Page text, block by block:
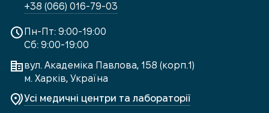
Пн-Пт: 9:00-19:00
Сб: 9:00-19:00
вул. Академіка Павлова, 158 (корп.1)
м. Харків, Україна
Усі медичні центри та лабораторії
+38 (066) 016-79-03